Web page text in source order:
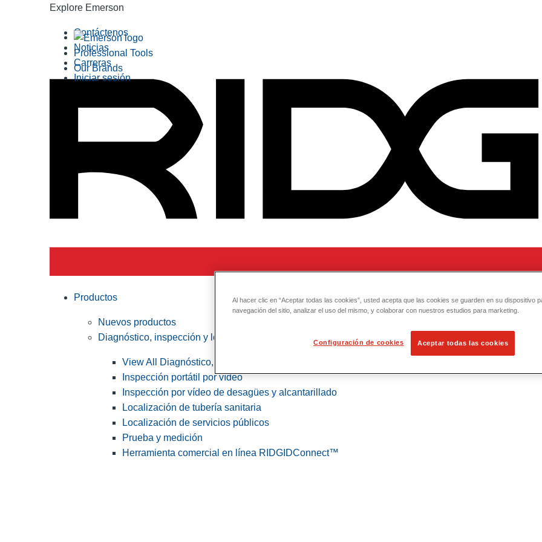
Explore Emerson
Professional Tools
Our Brands
Contáctenos
Noticias
Carreras
Iniciar sesión
Productos
Nuevos productos
Diagnóstico, inspección y localización
View All Diagnóstico, inspección y localización
Inspección portátil por vídeo
Inspección por vídeo de desagües y alcantarillado
Localización de tubería sanitaria
Localización de servicios públicos
Prueba y medición
Herramienta comercial en línea RIDGIDConnect™
Al hacer clic en “Aceptar todas las cookies”, usted acepta que las cookies se guarden en su dispositivo
navegación del sitio, analizar el uso del mismo, y colaborar con nuestros estudios para marketing.
Configuración de cookies Aceptar todas las cookies